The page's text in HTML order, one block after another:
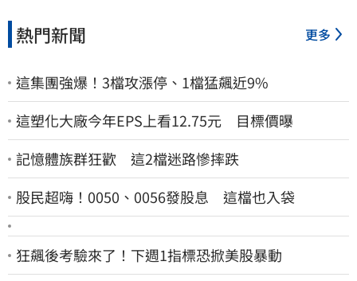
熱門新聞 更多
這集團強爆！3檔攻漲停、1檔猛飆近9%
這塑化大廠今年EPS上看12.75元 目標價曝
記憶體族群狂歡 這2檔迷路慘摔跌
股民超嗨！0050、0056發股息 這檔也入袋
狂飆後考驗來了！下週1指標恐掀美股暴動